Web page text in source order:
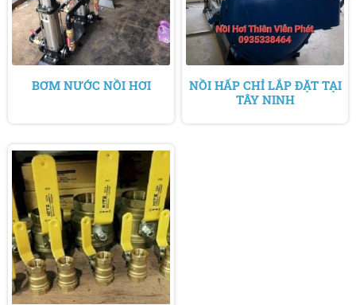
BƠM NƯỚC NỒI HƠI
NỒI HẤP CHỈ LẮP ĐẶT TẠI
TÂY NINH